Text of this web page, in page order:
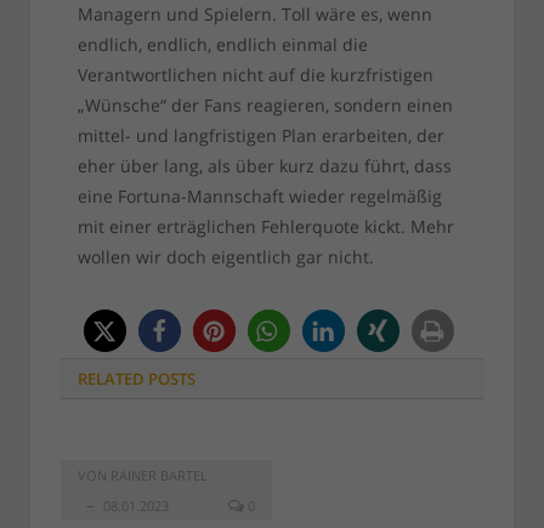
Managern und Spielern. Toll wäre es, wenn
endlich, endlich, endlich einmal die
Verantwortlichen nicht auf die kurzfristigen
„Wünsche“ der Fans reagieren, sondern einen
mittel- und langfristigen Plan erarbeiten, der
eher über lang, als über kurz dazu führt, dass
eine Fortuna-Mannschaft wieder regelmäßig
mit einer erträglichen Fehlerquote kickt. Mehr
wollen wir doch eigentlich gar nicht.
RELATED POSTS
VON RAINER BARTEL
08.01.2023
0